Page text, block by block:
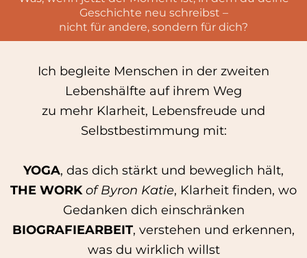
Geschichte neu schreibst –
nicht für andere, sondern für dich?
Ich begleite Menschen in der zweiten
Lebenshälfte auf ihrem Weg
zu mehr Klarheit, Lebensfreude und
Selbstbestimmung mit:
YOGA, das dich stärkt und beweglich hält,
THE WORKof Byron Katie, Klarheit finden, wo
Gedanken dich einschränken
BIOGRAFIEARBEIT, verstehen und erkennen,
was du wirklich willst